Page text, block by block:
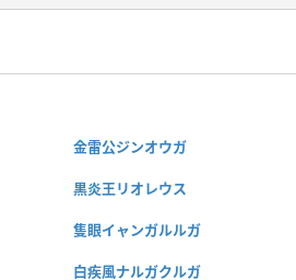
金雷公ジンオウガ
黒炎王リオレウス
隻眼イャンガルルガ
白疾風ナルガクルガ